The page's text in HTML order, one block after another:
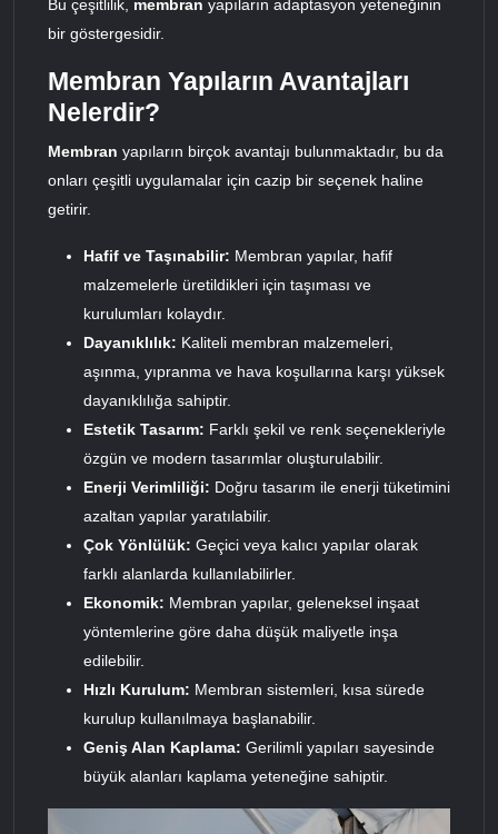
Bu çeşitlilik, membran yapıların adaptasyon yeteneğinin
bir göstergesidir.
Membran Yapıların Avantajları
Nelerdir?
Membran yapıların birçok avantajı bulunmaktadır, bu da
onları çeşitli uygulamalar için cazip bir seçenek haline
getirir.
Hafif ve Taşınabilir: Membran yapılar, hafif
malzemelerle üretildikleri için taşıması ve
kurulumları kolaydır.
Dayanıklılık: Kaliteli membran malzemeleri,
aşınma, yıpranma ve hava koşullarına karşı yüksek
dayanıklılığa sahiptir.
Estetik Tasarım: Farklı şekil ve renk seçenekleriyle
özgün ve modern tasarımlar oluşturulabilir.
Enerji Verimliliği: Doğru tasarım ile enerji tüketimini
azaltan yapılar yaratılabilir.
Çok Yönlülük: Geçici veya kalıcı yapılar olarak
farklı alanlarda kullanılabilirler.
Ekonomik: Membran yapılar, geleneksel inşaat
yöntemlerine göre daha düşük maliyetle inşa
edilebilir.
Hızlı Kurulum: Membran sistemleri, kısa sürede
kurulup kullanılmaya başlanabilir.
Geniş Alan Kaplama: Gerilimli yapıları sayesinde
büyük alanları kaplama yeteneğine sahiptir.